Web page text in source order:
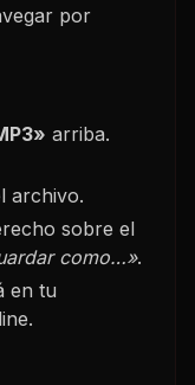
por
arriba.
archivo.
sobre el
como…».
en tu